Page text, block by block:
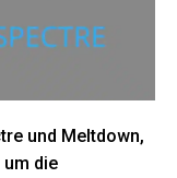
und Meltdown,
die